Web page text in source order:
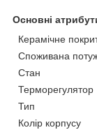
Основні
Керамічне
Споживана
Стан
Терморегулятор
Тип
Колір корпусу